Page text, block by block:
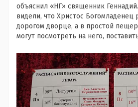
объяснил «НГ» священник
видели, что Христос Богомладенец
дорогом дворце, а в простой
могут посмотреть на него,